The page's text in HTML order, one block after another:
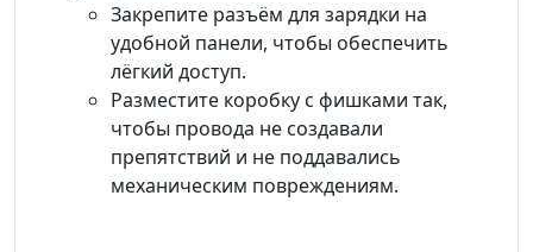
Закрепите разъём для зарядки на
удобной панели, чтобы обеспечить
лёгкий доступ.
Разместите коробку с фишками так,
чтобы провода не создавали
препятствий и не поддавались
механическим повреждениям.